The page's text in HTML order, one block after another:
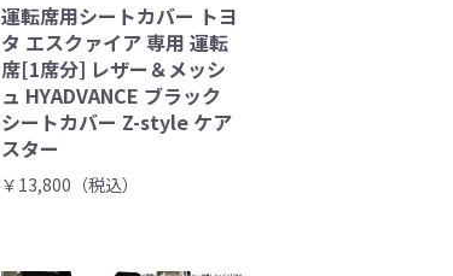
運転席用シートカバー トヨ
タ エスクァイア 専用 運転
席[1席分] レザー＆メッシ
ュ HYADVANCE ブラック
シートカバー Z-style ケア
スター
￥13,800（税込）